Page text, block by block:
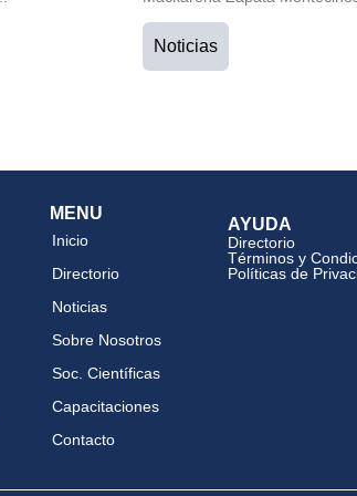
Noticias
MENU
Inicio
Directorio
Noticias
Sobre Nosotros
Soc. Científicas
Capacitaciones
Contacto
AYUDA
Directorio
Términos y
Políticas de